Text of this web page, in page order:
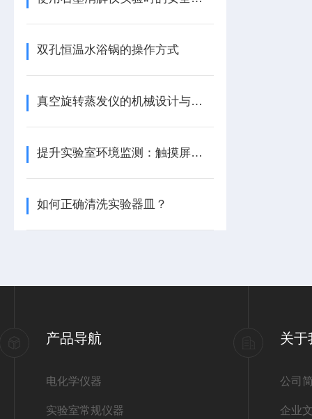
双孔恒温水浴锅的操作方式
真空旋转蒸发仪的机械设计与加工工艺
提升实验室环境监测：触摸屏尘埃粒子计数器的优势
如何正确清洗实验器皿？
产品导航
电化学仪器
实验室常规仪器
关于
公司
企业